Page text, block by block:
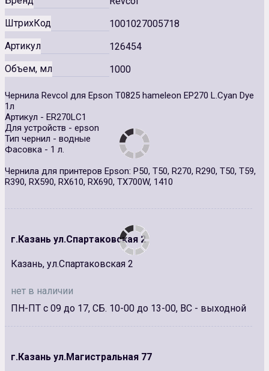
ШтрихКод
1001027005718
Артикул
126454
Объем, мл
1000
Чернила Revcol для Epson T0825 hameleon EP270 L.Cyan Dye
1л
Артикул - ER270LC1
Для устройств - epson
Тип чернил - водные
Фасовка - 1 л.
Чернила для принтеров Epson: Р50, Т50, R270, R290, T50, T59,
R390, RX590, RX610, RX690, TX700W, 1410
г.Казань ул.Спартаковская 2
Казань, ул.Спартаковская 2
нет в наличии
ПН-ПТ с 09 до 17, СБ. 10-00 до 13-00, ВС - выходной
г.Казань ул.Магистральная 77